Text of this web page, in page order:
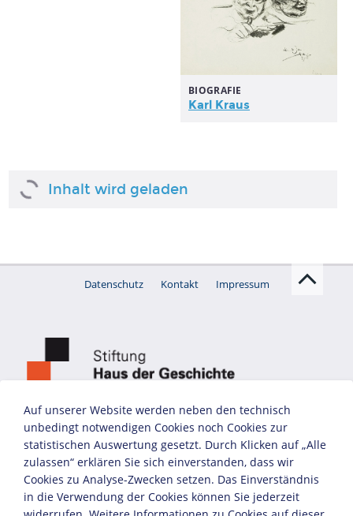
BIOGRAFIE
Karl Kraus
Auf unserer Website werden neben den technisch
unbedingt notwendigen Cookies noch Cookies zur
statistischen Auswertung gesetzt. Durch Klicken auf „Alle
zulassen“ erklären Sie sich einverstanden, dass wir
Cookies zu Analyse-Zwecken setzen. Das Einverständnis
in die Verwendung der Cookies können Sie jederzeit